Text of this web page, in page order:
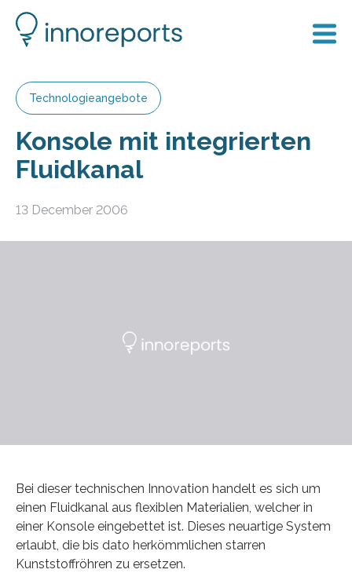
Technologieangebote
Konsole mit integrierten
Fluidkanal
13 December 2006
Bei dieser technischen Innovation handelt es sich um
einen Fluidkanal aus flexiblen Materialien, welcher in
einer Konsole eingebettet ist. Dieses neuartige System
erlaubt, die bis dato herkömmlichen starren
Kunststoffröhren zu ersetzen.